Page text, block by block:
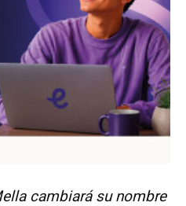
cambiará su nombre